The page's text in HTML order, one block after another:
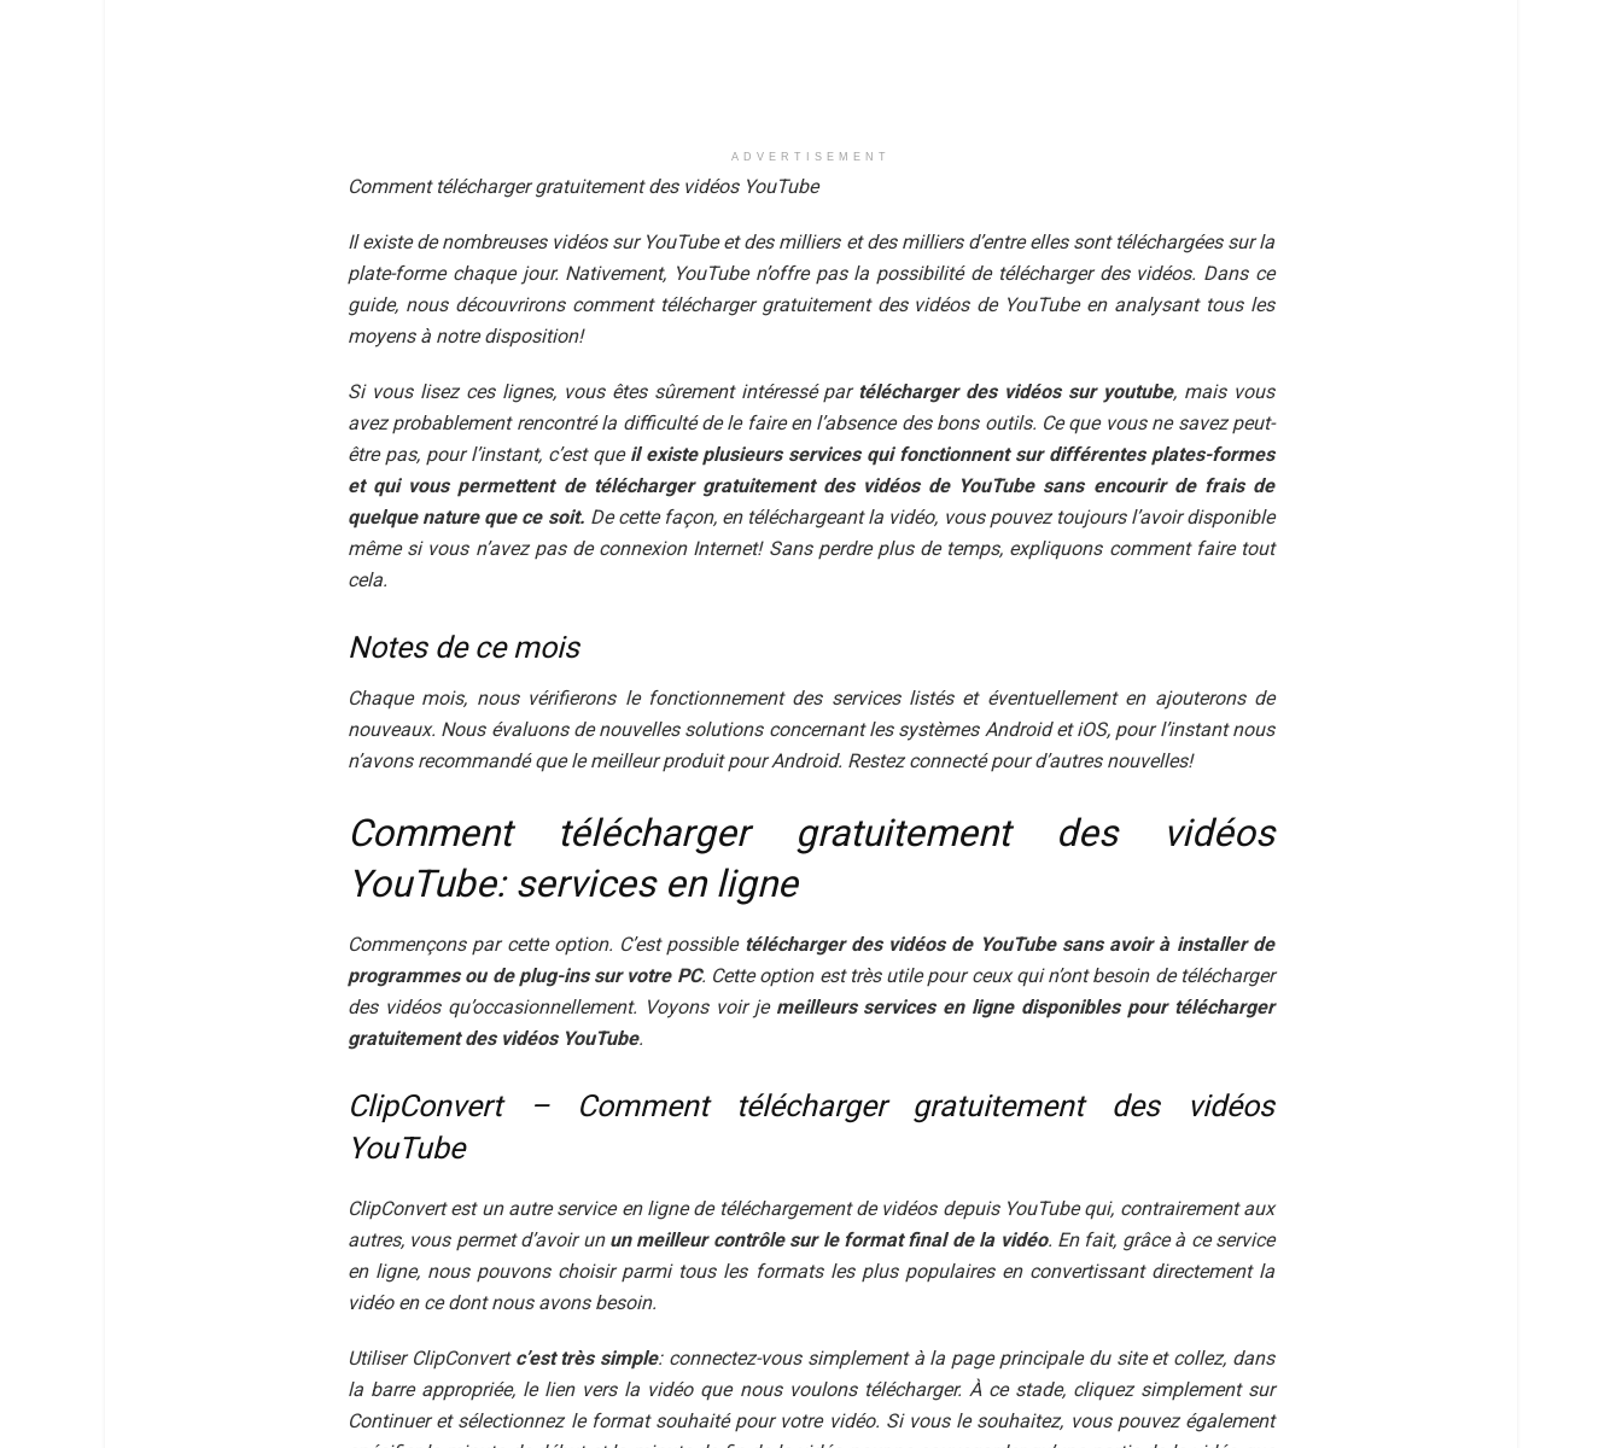
ADVERTISEMENT
Comment télécharger gratuitement des vidéos YouTube
Il existe de nombreuses vidéos sur YouTube et des milliers et des milliers d’entre elles sont téléchargées sur la
plate-forme chaque jour. Nativement, YouTube n’offre pas la possibilité de télécharger des vidéos. Dans ce
guide, nous découvrirons comment télécharger gratuitement des vidéos de YouTube en analysant tous les
moyens à notre disposition!
Si vous lisez ces lignes, vous êtes sûrement intéressé partélécharger des vidéos sur youtube, mais vous
avez probablement rencontré la difficulté de le faire en l’absence des bons outils. Ce que vous ne savez peut-
être pas, pour l’instant, c’est que il existe plusieurs services qui fonctionnent sur différentes plates-formes
et qui vous permettent de télécharger gratuitement des vidéos de YouTube sans encourir de frais de
quelque nature que ce soit. De cette façon, en téléchargeant la vidéo, vous pouvez toujours l’avoir disponible
même si vous n’avez pas de connexion Internet! Sans perdre plus de temps, expliquons comment faire tout
cela.
Notes de ce mois
Chaque mois, nous vérifierons le fonctionnement des services listés et éventuellement en ajouterons de
nouveaux. Nous évaluons de nouvelles solutions concernant les systèmes Android et iOS, pour l’instant nous
n’avons recommandé que le meilleur produit pour Android. Restez connecté pour d’autres nouvelles!
Comment télécharger gratuitement des vidéos
YouTube: services en ligne
Commençons par cette option. C’est possibletélécharger des vidéos de YouTube sans avoir à installer de
programmes ou de plug-ins sur votre PC. Cette option est très utile pour ceux qui n’ont besoin de télécharger
des vidéos qu’occasionnellement. Voyons voir je meilleurs services en ligne disponibles pour télécharger
gratuitement des vidéos YouTube.
ClipConvert – Comment télécharger gratuitement des vidéos
YouTube
ClipConvert est un autre service en ligne de téléchargement de vidéos depuis YouTube qui, contrairement aux
autres, vous permet d’avoir un un meilleur contrôle sur le format final de la vidéo. En fait, grâce à ce service
en ligne, nous pouvons choisir parmi tous les formats les plus populaires en convertissant directement la
vidéo en ce dont nous avons besoin.
Utiliser ClipConvert c’est très simple: connectez-vous simplement à la page principale du site et collez, dans
la barre appropriée, le lien vers la vidéo que nous voulons télécharger. À ce stade, cliquez simplement sur
Continuer et sélectionnez le format souhaité pour votre vidéo. Si vous le souhaitez, vous pouvez également